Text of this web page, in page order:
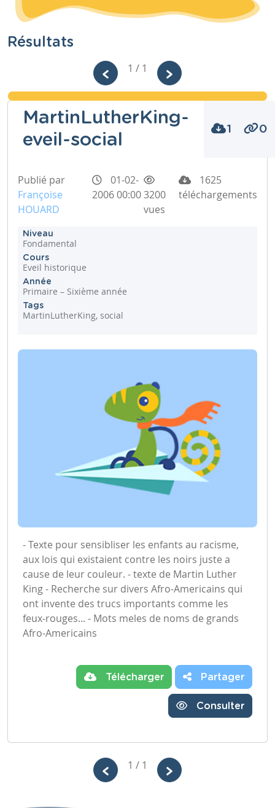
Résultats
1 / 1
MartinLutherKing-
eveil-social
1 0
Publié par
Françoise
HOUARD
01-02-
2006 00:003200
vues
1625
téléchargements
Niveau
Fondamental
Cours
Eveil historique
Année
Primaire – Sixième année
Tags
MartinLutherKing, social
- Texte pour sensibliser les enfants au racisme,
aux lois qui existaient contre les noirs juste a
cause de leur couleur. - texte de Martin Luther
King - Recherche sur divers Afro-Americains qui
ont invente des trucs importants comme les
feux-rouges... - Mots meles de noms de grands
Afro-Americains
Télécharger Partager
Consulter
1 / 1